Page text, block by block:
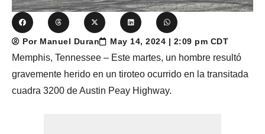
Por Manuel Duran May 14, 2024 | 2:09 pm CDT
Memphis, Tennessee – Este martes, un hombre resultó
gravemente herido en un tiroteo ocurrido en la transitada
cuadra 3200 de Austin Peay Highway.